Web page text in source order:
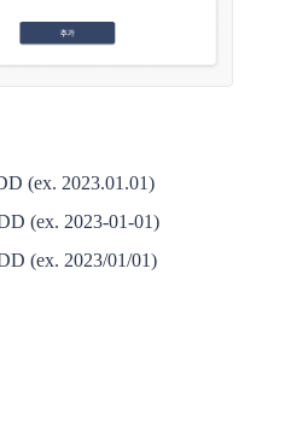
(ex. 2023.01.01)
(ex. 2023-01-01)
(ex. 2023/01/01)